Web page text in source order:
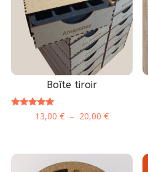
Boîte tiroir
13,00 € – 20,00 €Plage